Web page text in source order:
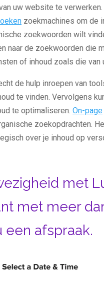
uw website te
zoekmachines om de
zoekwoorden wilt
naar de zoekwoorden die
of inhoud zoals die van
de hulp inroepen van
te vinden. Vervolgens
te optimaliseren. On-page
zoekopdrachten.
over je inhoud op
met
met meer
een afspraak.